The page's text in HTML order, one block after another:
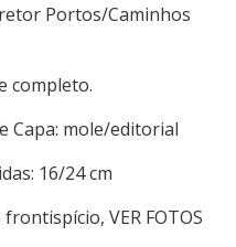
Portos/Caminhos
completo.
Capa: mole/editorial
16/24 cm
VER FOTOS